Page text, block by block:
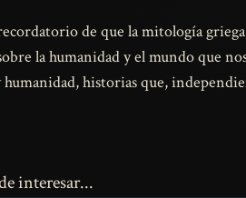
de que la mitología
la humanidad y el mundo que
historias que,
interesar...